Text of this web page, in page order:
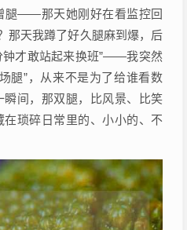
腿——那天她刚好在看监控回
那天我蹲了好久腿麻到爆，后
钟才敢站起来换班”——我突然
腿”，从来不是为了给谁看数
间，那双腿，比风景、比笑
琐碎日常里的、小小的、不